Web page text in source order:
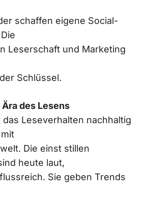
schaffen eigene Social-
Leserschaft und Marketing
Schlüssel.
des Lesens
das Leseverhalten nachhaltig
Die einst stillen
heute laut,
Sie geben Trends